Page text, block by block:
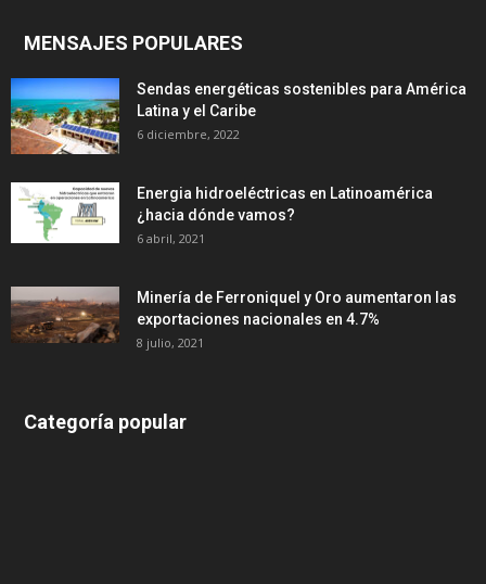
MENSAJES POPULARES
Sendas energéticas sostenibles para América
Latina y el Caribe
6 diciembre, 2022
Energia hidroeléctricas en Latinoamérica
¿hacia dónde vamos?
6 abril, 2021
Minería de Ferroniquel y Oro aumentaron las
exportaciones nacionales en 4.7%
8 julio, 2021
Categoría popular